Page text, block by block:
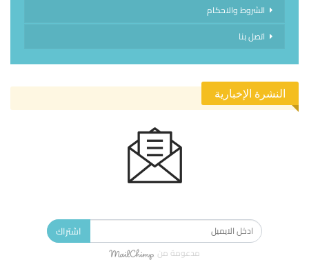
الشروط والاحكام
اتصل بنا
النشرة الإخبارية
اشتراك
مدعومة من